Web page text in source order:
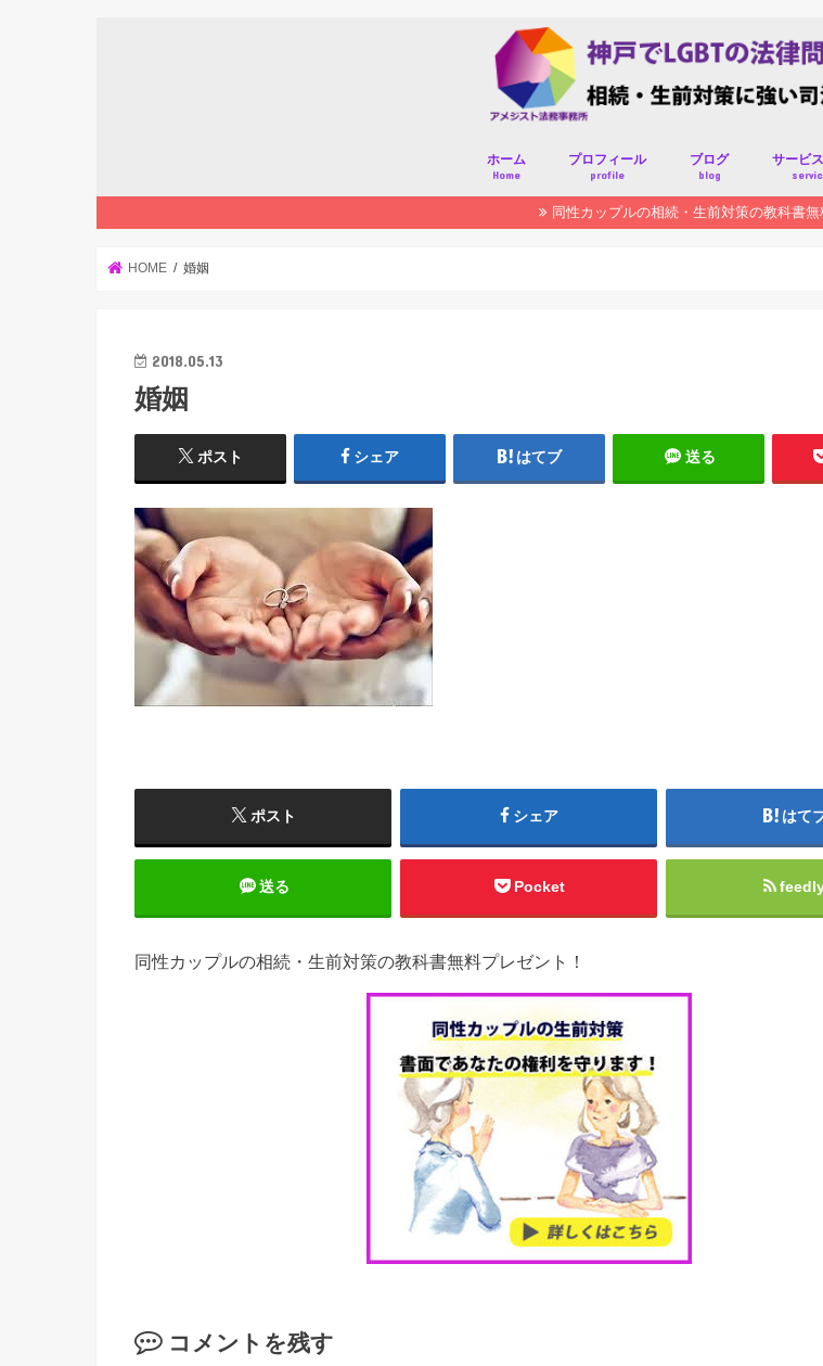
ホーム
Home
プロフィール
profile
ブログ
blog
サービ
同性カップルの相続・生前対策の教科書無
HOME 婚姻
2018.05.13
婚姻
ポスト シェア はてブ 送る
ポスト シェア はて
送る Pocket
同性カップルの相続・生前対策の教科書無料プレゼント！
コメントを残す